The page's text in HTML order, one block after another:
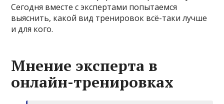
Сегодня вместе с экспертами попытаемся
выяснить, какой вид тренировок всё-таки лучше
и для кого.
Мнение эксперта в
онлайн-тренировках